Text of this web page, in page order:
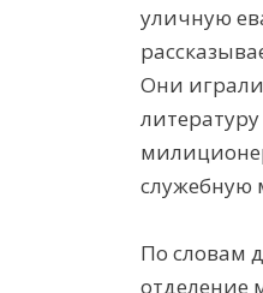
уличную
Они
служебную
По словам
отделение